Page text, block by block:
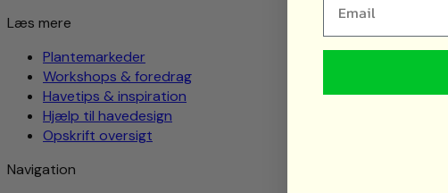
Læs mere
Plantemarkeder
Workshops & foredrag
Havetips & inspiration
Hjælp til havedesign
Opskrift oversigt
Navigation